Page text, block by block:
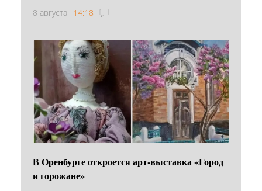
8 августа 14:18
В Оренбурге откроется арт-выставка «Город
и горожане»